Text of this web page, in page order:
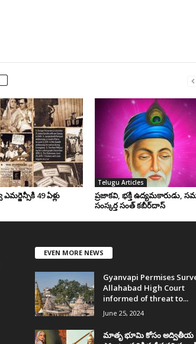
49 ఏళ్లు
Telugu Articles
ప్రజాకవి, భక్తి ఉద్యమకారుడు,
సంస్కర్త సంత్‌ కబీర్‌దాస్‌
EVEN MORE NEWS
Gyanvapi Permises
Allahabad High Court
informed of threat to...
June 25, 2024
మాతృ భూమి కోసం అద్వితీయ